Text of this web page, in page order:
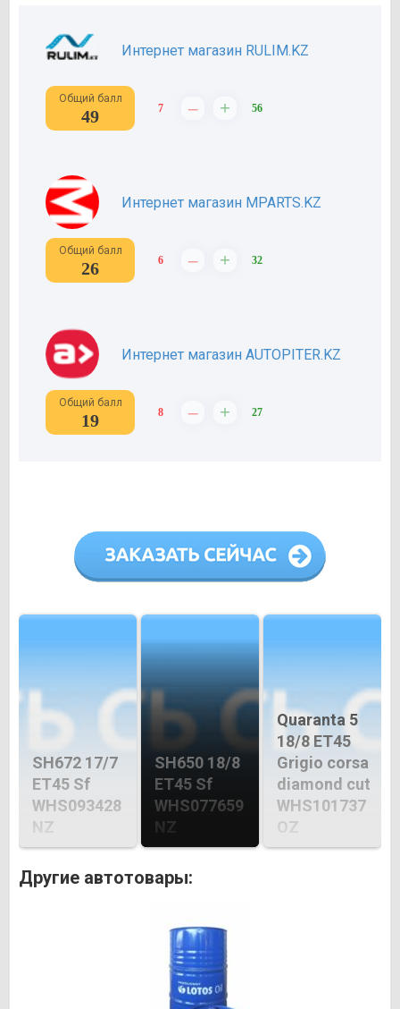
Интернет магазин RULIM.KZ
Общий балл
49 7 – + 56
Интернет магазин MPARTS.KZ
Общий балл
26 6 – + 32
Интернет магазин AUTOPITER.KZ
Общий балл
19 8 – + 27
SH672 17/7
ET45 Sf
WHS093428
NZ
SH650 18/8
ET45 Sf
WHS077659
NZ
Quaranta 5
18/8 ET45
Grigio corsa
diamond cut
WHS101737
OZ
Другие автотовары: